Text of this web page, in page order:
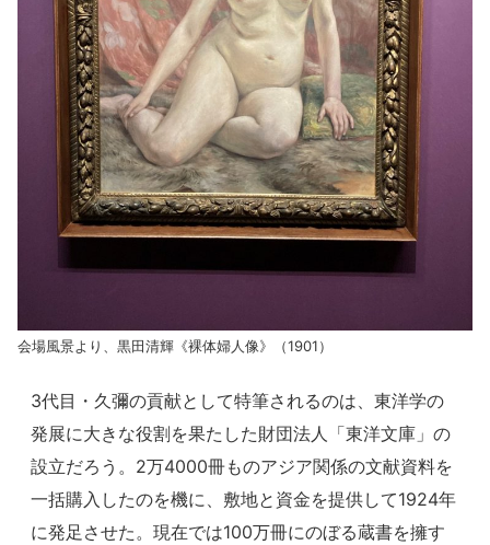
会場風景より、黒田清輝《裸体婦人像》（1901）
3代目・久彌の貢献として特筆されるのは、東洋学の
発展に大きな役割を果たした財団法人「東洋文庫」の
設立だろう。2万4000冊ものアジア関係の文献資料を
一括購入したのを機に、敷地と資金を提供して1924年
に発足させた。現在では100万冊にのぼる蔵書を擁す